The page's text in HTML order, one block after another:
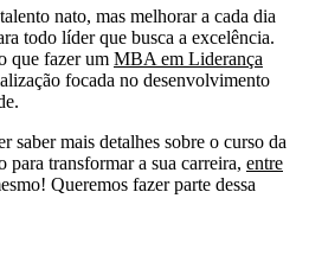
nato, mas melhorar a cada dia
todo líder que busca a excelência.
que fazer um MBA em Liderança
focada no desenvolvimento
saber mais detalhes sobre o curso da
transformar a sua carreira, entre
Queremos fazer parte dessa